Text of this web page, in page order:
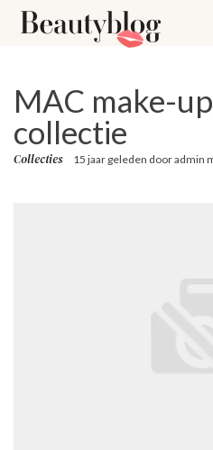
MAC make-
collectie
Collecties 15 jaar geleden dooradmin